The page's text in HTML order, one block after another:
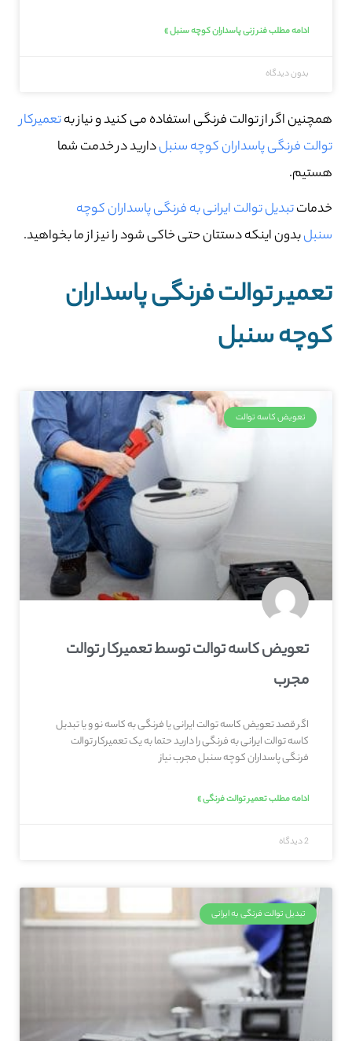
ادامه مطلب فنر زنی پاسداران کوچه سنبل »
بدون دیدگاه
همچنین اگر از توالت فرنگی استفاده می کنید و نیاز بهتعمیرکار
توالت فرنگی پاسداران کوچه سنبلدارید در خدمت شما
هستیم.
خدماتتبدیل توالت ایرانی به فرنگی پاسداران کوچه
سنبلبدون اینکه دستتان حتی خاکی شود را نیز از ما بخواهید.
تعمیر توالت فرنگی پاسداران
کوچه سنبل
تعویض کاسه توالت
تعویض کاسه توالت توسط تعمیرکار توالت
مجرب
اگر قصد تعویض کاسه توالت ایرانی یا فرنگی به کاسه نو و یا تبدیل
کاسه توالت ایرانی به فرنگی را دارید حتما به یک تعمیرکار توالت
فرنگی پاسداران کوچه سنبل مجرب نیاز
ادامه مطلب تعمیر توالت فرنگی »
2 دیدگاه
تبدیل توالت فرنگی به ایرانی